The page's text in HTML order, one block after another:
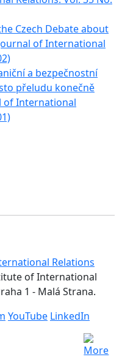
Czech Debate about
of International
a bezpečnostní
přeludu konečně
of International
Relations
of International
1 - Malá Strana.
YouTube LinkedIn